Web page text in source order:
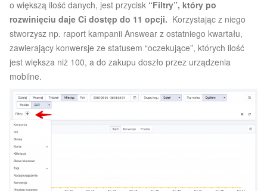
o większą ilość danych, jest przycisk “Filtry”, który po
rozwinięciu daje Ci dostęp do 11 opcji. Korzystając z niego
stworzysz np. raport kampanii Answear z ostatniego kwartału,
zawierający konwersje ze statusem “oczekujące”, których ilość
jest większa niż 100, a do zakupu doszło przez urządzenia
mobilne.